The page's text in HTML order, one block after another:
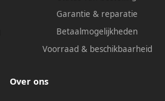
Garantie & reparatie
Betaalmogelijkheden
Voorraad & beschikbaarheid
Over ons